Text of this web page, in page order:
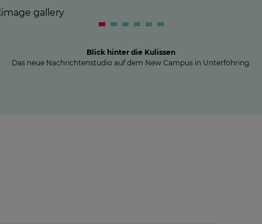
Blick hinter die Kulissen
Das neue Nachrichtenstudio auf dem New Campus in Unterföhring.